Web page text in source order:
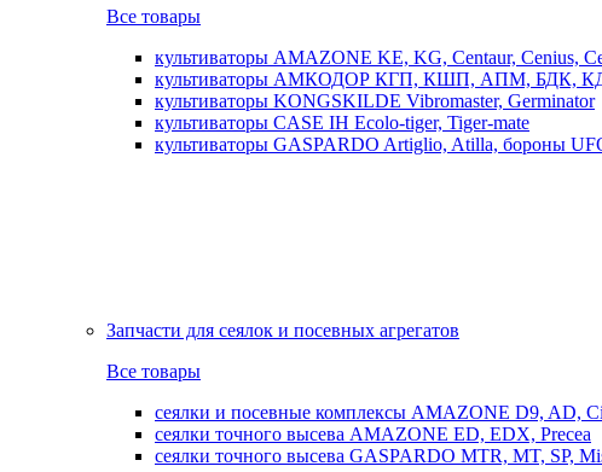
Все товары
культиваторы AMAZONE KE, KG, Centaur, Cenius,
культиваторы АМКОДОР КГП, КШП, АПМ, БДК,
культиваторы KONGSKILDE Vibromaster, Germinator
культиваторы CASE IH Ecolo-tiger, Tiger-mate
культиваторы GASPARDO Artiglio, Atilla, бороны
Запчасти для сеялок и посевных агрегатов
Все товары
сеялки и посевные комплексы AMAZONE D9, AD,
сеялки точного высева AMAZONE ED, EDX, Precea
сеялки точного высева GASPARDO MTR, MT, SP,